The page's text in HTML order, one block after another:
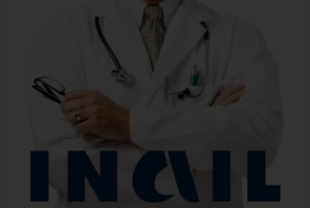
mamma